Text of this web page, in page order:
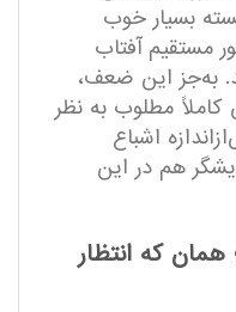
بسیار خوب
مستقیم آفتاب
به‌جز این ضعف،
مطلوب به نظر
اشباع
هم در این
که انتظار